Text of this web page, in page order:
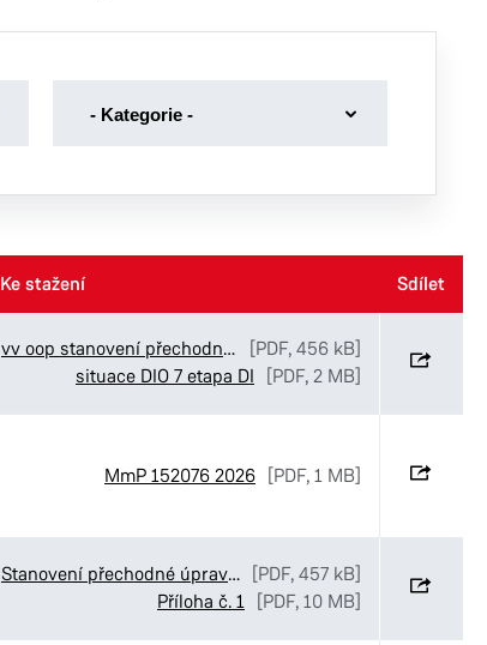
Kategorie
- Kategorie -
Volby
Ke stažení Sdílet
vv oop stanovení přechodné úpravy SmP Bartoňova
[PDF, 456 kB]
situace DIO 7 etapa DI
[PDF, 2 MB]
MmP 152076 2026 [PDF, 1 MB]
Stanovení přechodné úpravy provozu v ulicích Luční_Ve Stezkách a K Pardubičkám v Pardubicích [PDF, 457 kB]
Příloha č. 1 [PDF, 10 MB]
Ke stažení Sdílet